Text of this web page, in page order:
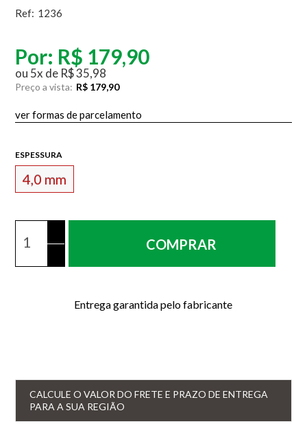
Ref: 1236
Por: R$ 179,90
ou 5x de R$ 35,98
Preço a vista: R$ 179,90
ver formas de parcelamento
ESPESSURA
4,0 mm
COMPRAR
Entrega garantida pelo fabricante
CALCULE O VALOR DO FRETE E PRAZO DE ENTREGA
PARA A SUA REGIÃO